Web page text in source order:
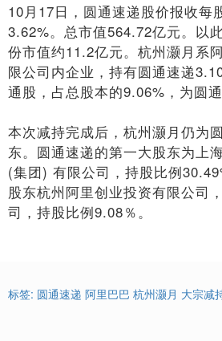
10月17日，圆通速递股价报收每
3.62%。总市值564.72亿元。以
份市值约11.2亿元。杭州灏月系
限公司内企业，持有圆通速递
通股，占总股本的9.06%，为圆
本次减持完成后，杭州灏月仍为
东。圆通速递的第一大股东为上
(集团) 有限公司，持股比例
股东杭州阿里创业投资有限公司
司，持股比例9.08％。
标签: 圆通速递 阿里巴巴 杭州灏月 大宗减